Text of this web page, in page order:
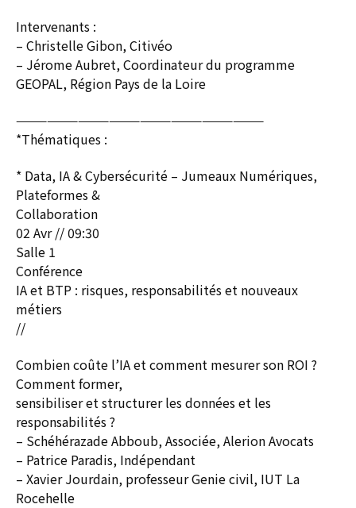
Intervenants :
– Christelle Gibon, Citivéo
– Jérome Aubret, Coordinateur du programme
GEOPAL, Région Pays de la Loire
————————————————————————
*Thématiques :
* Data, IA & Cybersécurité – Jumeaux Numériques,
Plateformes &
Collaboration
02 Avr // 09:30
Salle 1
Conférence
IA et BTP : risques, responsabilités et nouveaux
métiers
//
Combien coûte l’IA et comment mesurer son ROI ?
Comment former,
sensibiliser et structurer les données et les
responsabilités ?
– Schéhérazade Abboub, Associée, Alerion Avocats
– Patrice Paradis, Indépendant
– Xavier Jourdain, professeur Genie civil, IUT La
Rocehelle